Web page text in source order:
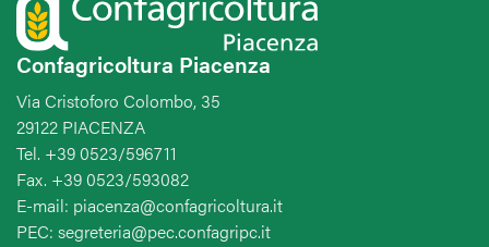
Confagricoltura Piacenza
Via Cristoforo Colombo, 35
29122 PIACENZA
Tel. +39 0523/596711
Fax. +39 0523/593082
E-mail: piacenza@confagricoltura.it
PEC: segreteria@pec.confagripc.it